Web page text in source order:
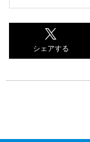
シェアする